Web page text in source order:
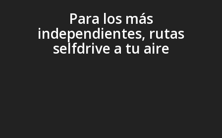
Para los más
independientes, rutas
selfdrive a tu aire